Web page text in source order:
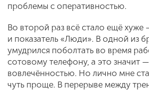
проблемы с оперативностью.
Во второй раз всё стало ещё
и показатель «Люди». В одной из
умудрился поболтать во время
сотовому телефону, а это значит
вовлечённостью. Но лично мне
чуть проще. В перерыве между